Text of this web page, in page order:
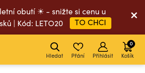
obutí ☀ - snižte si cenu u
| Kód: LETO20
TO CHCI
Hledat Přání Přihlásit Košík
0